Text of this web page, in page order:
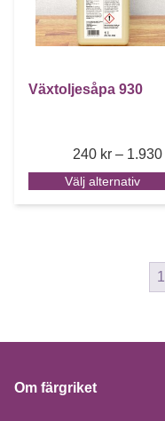
Växtoljesåpa 930
240 kr – 1.930
Välj alternativ
1
Om färgriket